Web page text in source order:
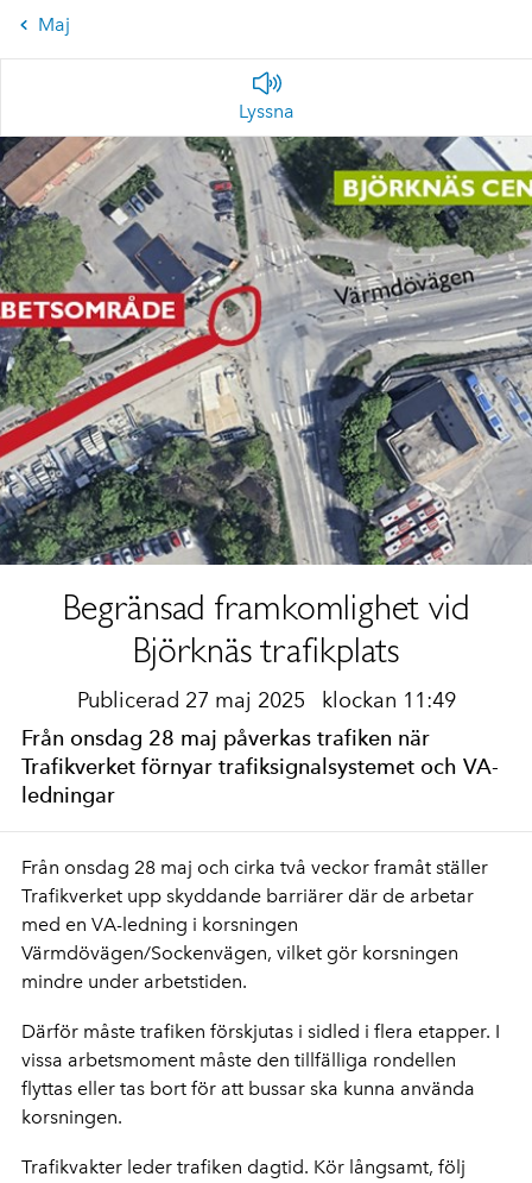
Maj
Lyssna
Begränsad framkomlighet vid
Björknäs trafikplats
Publicerad 27 maj 2025 klockan 11:49
Från onsdag 28 maj påverkas trafiken när
Trafikverket förnyar trafiksignalsystemet och VA-
ledningar
Från onsdag 28 maj och cirka två veckor framåt ställer
Trafikverket upp skyddande barriärer där de arbetar
med en VA-ledning i korsningen
Värmdövägen/Sockenvägen, vilket gör korsningen
mindre under arbetstiden.
Därför måste trafiken förskjutas i sidled i flera etapper. I
vissa arbetsmoment måste den tillfälliga rondellen
flyttas eller tas bort för att bussar ska kunna använda
korsningen.
Trafikvakter leder trafiken dagtid. Kör långsamt, följ